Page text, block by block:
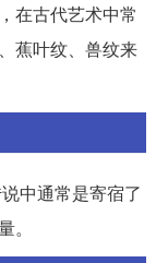
在古代艺术中常
蕉叶纹、兽纹来
中通常是寄宿了